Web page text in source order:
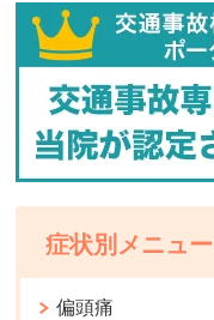
症状別メニュー
偏頭痛